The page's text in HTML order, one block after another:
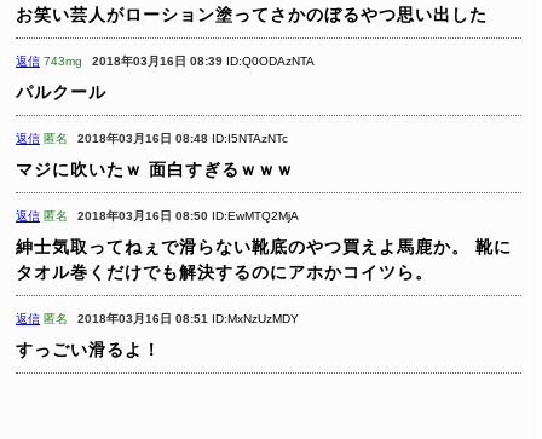
お笑い芸人がローション塗ってさかのぼるやつ思い出した
返信 743mg 2018年03月16日 08:39 ID:Q0ODAzNTA
パルクール
返信 匿名 2018年03月16日 08:48 ID:I5NTAzNTc
マジに吹いたｗ 面白すぎるｗｗｗ
返信 匿名 2018年03月16日 08:50 ID:EwMTQ2MjA
紳士気取ってねぇで滑らない靴底のやつ買えよ馬鹿か。
靴に
タオル巻くだけでも解決するのにアホかコイツら。
返信 匿名 2018年03月16日 08:51 ID:MxNzUzMDY
すっごい滑るよ！